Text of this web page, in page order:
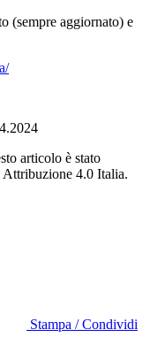
(sempre aggiornato) e
articolo è stato
Attribuzione 4.0 Italia.
Stampa / Condividi